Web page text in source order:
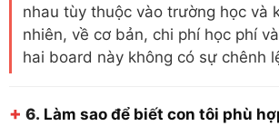
nhau tùy thuộc vào trường học và
nhiên, về cơ bản, chi phí học phí
hai board này không có sự chênh
+ 6. Làm sao để biết con tôi phù